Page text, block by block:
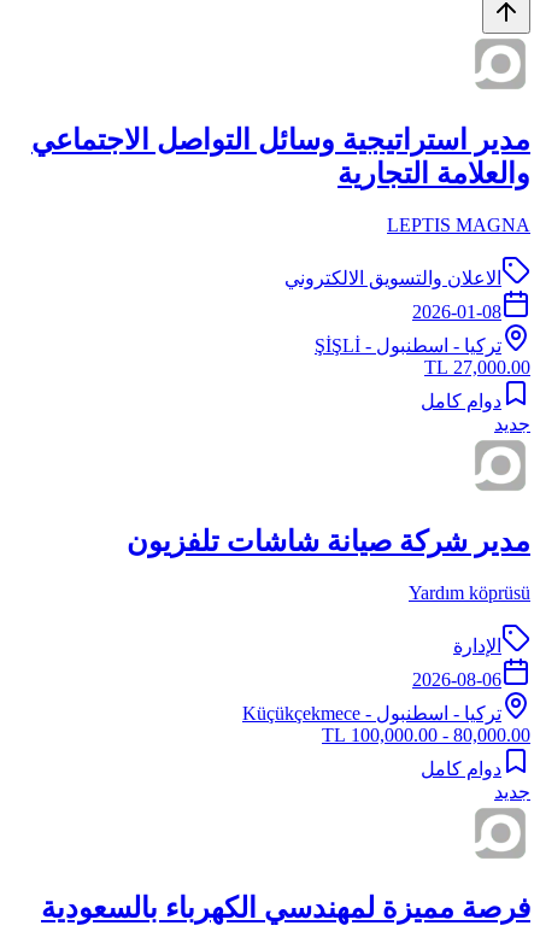
مدير استراتيجية وسائل التواصل الاجتماعي
والعلامة التجارية
LEPTIS MAGNA
الاعلان والتسويق الالكتروني
2026-01-08
تركيا - اسطنبول - ŞİŞLİ
27,000.00 TL
دوام كامل
جديد
مدير شركة صيانة شاشات تلفزيون
Yardım köprüsü
الإدارة
2026-08-06
تركيا - اسطنبول - Küçükçekmece
80,000.00 - 100,000.00 TL
دوام كامل
جديد
فرصة مميزة لمهندسي الكهرباء بالسعودية